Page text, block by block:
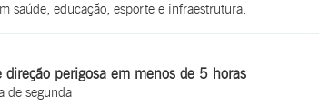
saúde, educação, esporte e infraestrutura.
perigosa em menos de 5 horas
de segunda